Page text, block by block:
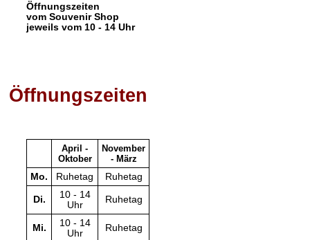
Öffnungszeiten
vom Souvenir Shop
jeweils vom 10 - 14 Uhr
Öffnungszeiten
April -
Oktober
November
- März
Mo.
Ruhetag Ruhetag
Di.
10 - 14
Uhr
Ruhetag
Mi.
10 - 14
Uhr
Ruhetag